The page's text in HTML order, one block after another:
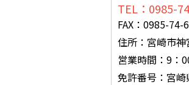
TEL：0985-
FAX：0985-74-
住所：宮崎市
営業時間：9：
免許番号：宮